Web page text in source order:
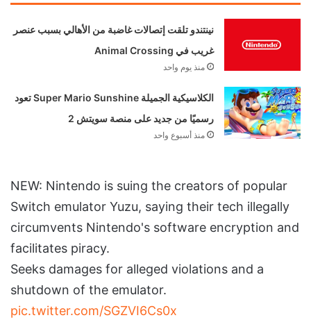
نينتندو تلقت إتصالات غاضبة من الأهالي بسبب عنصر
غريب في Animal Crossing
منذ يوم واحد
الكلاسيكية الجميلة Super Mario Sunshine تعود
رسميًا من جديد على منصة سويتش 2
منذ أسبوع واحد
NEW: Nintendo is suing the creators of popular
Switch emulator Yuzu, saying their tech illegally
circumvents Nintendo's software encryption and
facilitates piracy.
Seeks damages for alleged violations and a
shutdown of the emulator.
pic.twitter.com/SGZVI6Cs0x